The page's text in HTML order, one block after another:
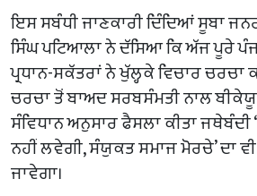
ਇਸ ਸਬੰਧੀ ਜਾਣਕਾਰੀ ਦਿੰਦਿਆਂ ਸੂਬਾ
ਸਿੰਘ ਪਟਿਆਲਾ ਨੇ ਦੱਸਿਆ ਕਿ ਅੱਜ ਪੂਰੇ
ਪ੍ਰਧਾਨ-ਸਕੱਤਰਾਂ ਨੇ ਖੁੱਲ੍ਹਕੇ ਵਿਚਾਰ ਚਰਚਾ
ਚਰਚਾ ਤੋਂ ਬਾਅਦ ਸਰਬਸੰਮਤੀ ਨਾਲ
ਸੰਵਿਧਾਨ ਅਨੁਸਾਰ ਫੈਸਲਾ ਕੀਤਾ ਜਥੇਬੰਦੀ
ਨਹੀਂ ਲਵੇਗੀ, ਸੰਯੁਕਤ ਸਮਾਜ ਮੋਰਚੇ’ ਦਾ
ਜਾਵੇਗਾ।